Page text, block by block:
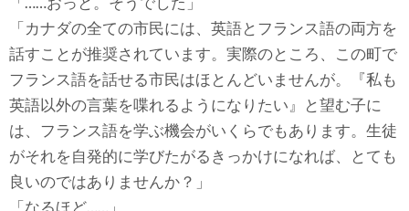
「カナダの全ての市民には、英語とフランス語の両方を
話すことが推奨されています。実際のところ、この町で
フランス語を話せる市民はほとんどいませんが。『私も
英語以外の言葉を喋れるようになりたい』と望む子に
は、フランス語を学ぶ機会がいくらでもあります。生徒
がそれを自発的に学びたがるきっかけになれば、とても
良いのではありませんか？」